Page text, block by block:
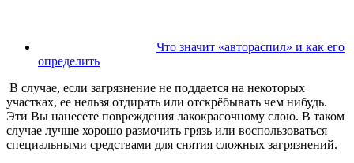
Что значит «автораспил» и как его
определить
В случае, если загрязнение не поддается на некоторых
участках, ее нельзя отдирать или отскрёбывать чем нибудь.
Эти Вы нанесете повреждения лакокрасочному слою. В таком
случае лучше хорошо размочить грязь или воспользоваться
специальными средствами для снятия сложных загрязнений.